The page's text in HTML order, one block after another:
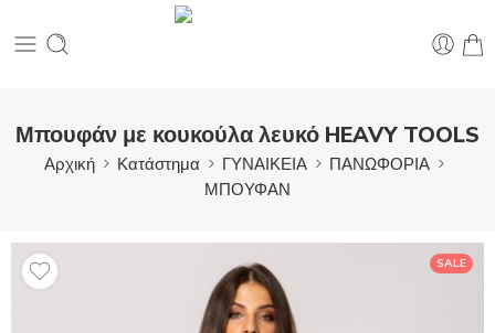
Μπουφάν με κουκούλα λευκό HEAVY TOOLS
Αρχική Κατάστημα ΓΥΝΑΙΚΕΙΑ
ΠΑΝΩΦΟΡΙΑ
ΜΠΟΥΦΑΝ
SALE